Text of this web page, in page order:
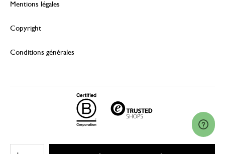
Mentions légales
Copyright
Conditions générales
© 2026 Dille & Kamille (Nederland) B.V.